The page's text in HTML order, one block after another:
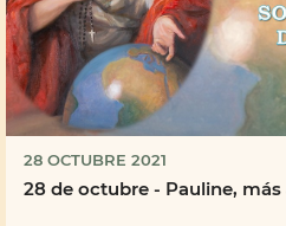
28 OCTUBRE 2021
28 de octubre - Pauline,